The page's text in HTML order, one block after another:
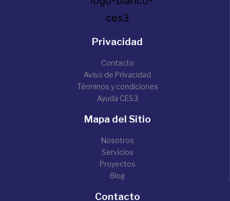
Privacidad
Contacto
Aviso de Privacidad
Términos y condiciones
Ayuda CES3
Mapa del Sitio
Nosotros
Servicios
Proyectos
Blog
Contacto